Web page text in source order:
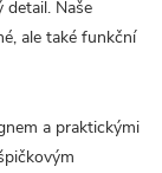
Naše
ale také funkční
a praktickými